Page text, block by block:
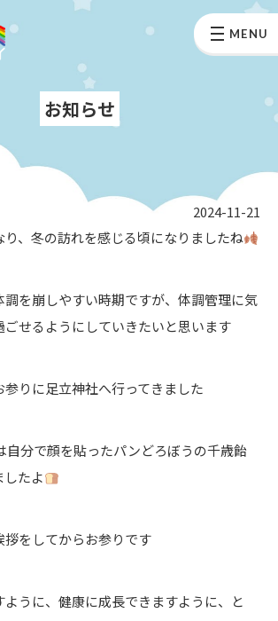
MENU
お知らせ
2024-11-21
り、冬の訪れを感じる頃になりましたね
を崩しやすい時期ですが、体調管理に気
ごせるようにしていきたいと思います
りに足立神社へ行ってきました
自分で顔を貼ったパンどろぼうの千歳飴
たよ
拶をしてからお参りです
うに、健康に成長できますように、と